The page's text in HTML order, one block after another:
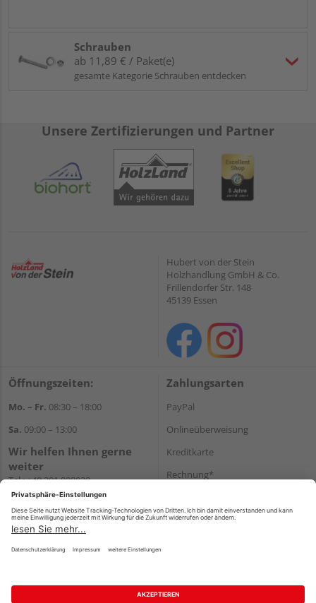
Schrauben
ab 11,89 € / Paket(e)
gesamte Kategorie Schrauben entdecken
Unsere Zertifizierungen und Partner
Hubert von der Stein
Holzhandlung GmbH & Co.
Frillendorfer Str. 148
45139 Essen
Öffnungszeiten:
Mo. – Fr. 08:30 – 18:00
Sa. 09:00 – 13:00
Wir helfen Ihnen gerne
weiter
Tel.:+49 201 898020
E-Mail:shop@vonderstein.de
Zahlungsarten
PayPal
Onlineüberweisung
Kreditkarte
Rechnung*
Versand
Impressum AGB Widerruf
Datenschutz